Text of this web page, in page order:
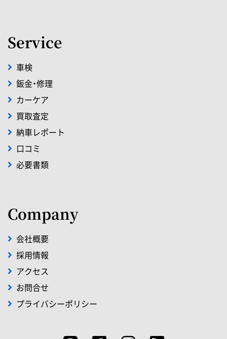
Service
車検
鈑金・修理
カーケア
買取査定
納車レポート
口コミ
必要書類
Company
会社概要
採用情報
アクセス
お問合せ
プライバシーポリシー